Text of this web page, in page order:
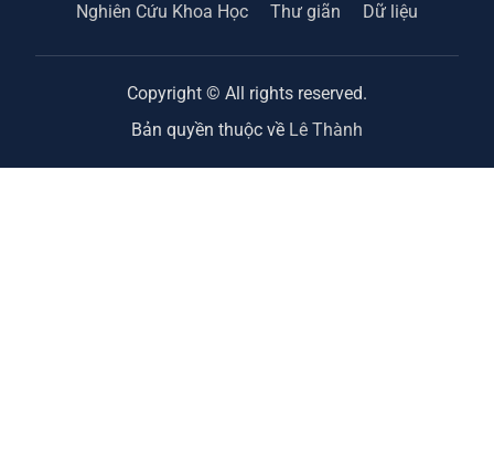
Nghiên Cứu Khoa Học
Thư giãn Dữ liệu
Copyright © All rights reserved.
Bản quyền thuộc về Lê Thành